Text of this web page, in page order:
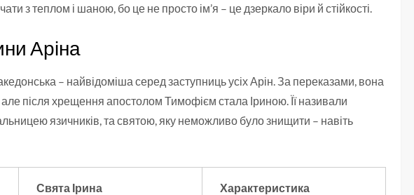
з теплом і шаною, бо це не просто ім’я – це дзеркало віри й стійкості.
Аріна
– найвідоміша серед заступниць усіх Арін. За переказами, вона
після хрещення апостолом Тимофієм стала Іриною. Її називали
язичників, та святою, яку неможливо було знищити – навіть
Свята Ірина Характеристика